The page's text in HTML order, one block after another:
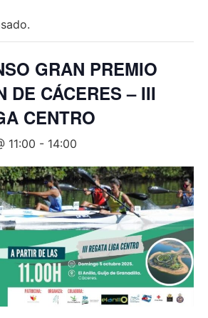
GRAN PREMIO
DE CÁCERES – III
CENTRO
11:00 - 14:00